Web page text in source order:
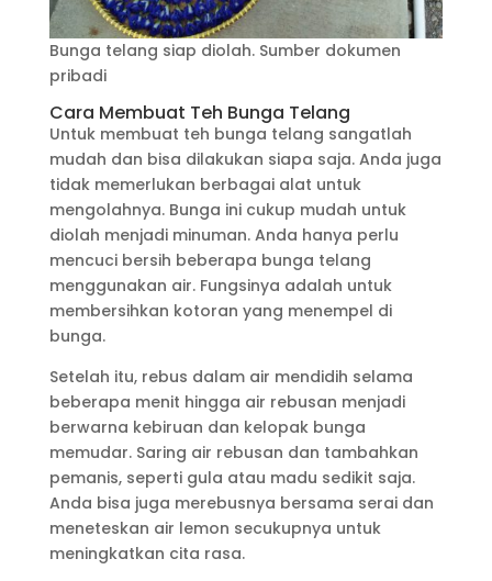
Bunga telang siap diolah. Sumber dokumen
pribadi
Cara Membuat Teh Bunga Telang
Untuk membuat teh bunga telang sangatlah
mudah dan bisa dilakukan siapa saja. Anda juga
tidak memerlukan berbagai alat untuk
mengolahnya. Bunga ini cukup mudah untuk
diolah menjadi minuman. Anda hanya perlu
mencuci bersih beberapa bunga telang
menggunakan air. Fungsinya adalah untuk
membersihkan kotoran yang menempel di
bunga.
Setelah itu, rebus dalam air mendidih selama
beberapa menit hingga air rebusan menjadi
berwarna kebiruan dan kelopak bunga
memudar. Saring air rebusan dan tambahkan
pemanis, seperti gula atau madu sedikit saja.
Anda bisa juga merebusnya bersama serai dan
meneteskan air lemon secukupnya untuk
meningkatkan cita rasa.